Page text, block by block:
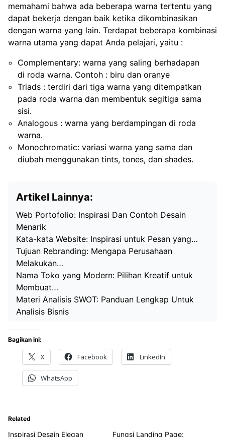
memahami bahwa ada beberapa warna tertentu yang
dapat bekerja dengan baik ketika dikombinasikan
dengan warna yang lain. Terdapat beberapa kombinasi
warna utama yang dapat Anda pelajari, yaitu :
Complementary: warna yang saling berhadapan
di roda warna. Contoh : biru dan oranye
Triads : terdiri dari tiga warna yang ditempatkan
pada roda warna dan membentuk segitiga sama
sisi.
Analogous : warna yang berdampingan di roda
warna.
Monochromatic: variasi warna yang sama dan
diubah menggunakan tints, tones, dan shades.
Artikel Lainnya:
Web Portofolio: Inspirasi Dan Contoh Desain
Menarik
Kata-kata Website: Inspirasi untuk Pesan yang…
Tujuan Rebranding: Mengapa Perusahaan
Melakukan…
Nama Toko yang Modern: Pilihan Kreatif untuk
Membuat…
Materi Analisis SWOT: Panduan Lengkap Untuk
Analisis Bisnis
Bagikan ini:
X Facebook LinkedIn
WhatsApp
Related
Inspirasi Desain Elegan Fungsi Landing Page: